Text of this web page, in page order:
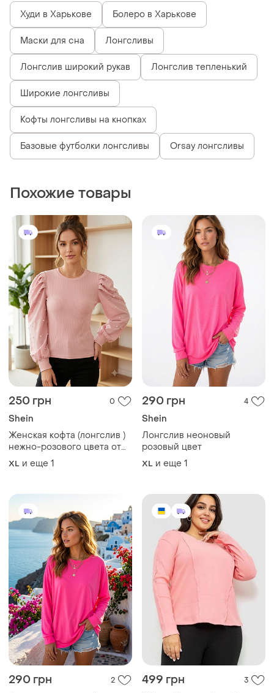
Худи в Харькове Болеро в Харькове
Маски для сна Лонгсливы
Лонгслив широкий рукав Лонгслив тепленький
Широкие лонгсливы
Кофты лонгсливы на кнопках
Базовые футболки лонгсливы Orsay лонгсливы
Похожие товары
250 грн 0
Shein
Женская кофта (лонгслив )
нежно-розового цвета от
shein.
XL и еще 1
290 грн 4
Shein
Лонгслив неоновый
розовый цвет
XL и еще 1
290 грн 2 499 грн 3